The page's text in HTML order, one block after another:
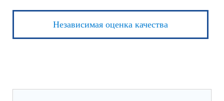
Независимая оценка качества